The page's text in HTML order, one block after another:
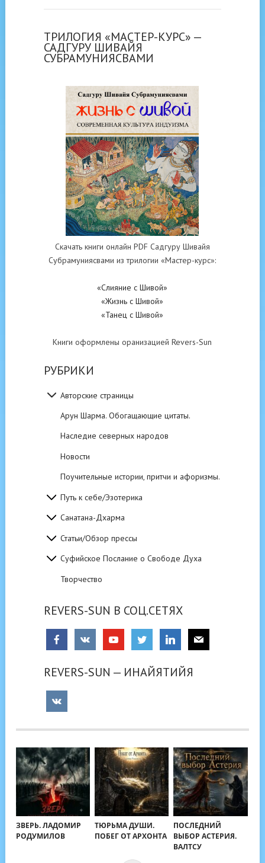
ТРИЛОГИЯ «МАСТЕР-КУРС» —
САДГУРУ ШИВАЙЯ
СУБРАМУНИЯСВАМИ
Скачать книги онлайн PDF Садгуру Шивайя
Субрамуниясвами из трилогии «Мастер-курс»:
«Слияние с Шивой»
«Жизнь с Шивой»
«Танец с Шивой»
Книги оформлены оранизацией Revers-Sun
РУБРИКИ
Авторские страницы
Арун Шарма. Обогащающие цитаты.
Наследие северных народов
Новости
Поучительные истории, притчи и афоризмы.
Путь к себе/Эзотерика
Санатана-Дхарма
Статьи/Обзор прессы
Суфийское Послание о Свободе Духа
Творчество
REVERS-SUN В СОЦ.СЕТЯХ
REVERS-SUN — ИНАЙЯТИЙЯ
ЗВЕРЬ. ЛАДОМИР
РОДУМИЛОВ
ТЮРЬМА ДУШИ.
ПОБЕГ ОТ АРХОНТА
ПОСЛЕДНИЙ
ВЫБОР АСТЕРИЯ.
ВАЛТСУ